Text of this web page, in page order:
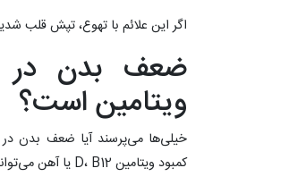
اگر این علائم با تهوع، تپش قلب
ضعف بدن در
ویتامین است؟
کمبود ویتامین D، B12 یا آهن می‌تواند احساس خستگی را تشدید کند.